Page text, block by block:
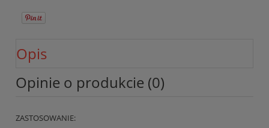
Opis
Opinie o produkcie (0)
ZASTOSOWANIE: